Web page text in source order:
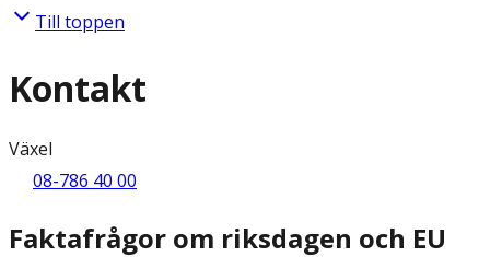
Till toppen
Kontakt
Växel
08-786 40 00
Faktafrågor om riksdagen och EU